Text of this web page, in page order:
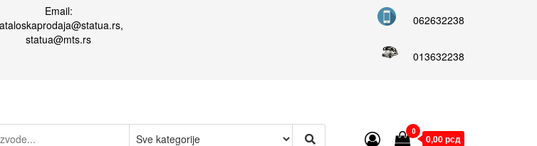
Email:
statua@mts.rs
062632238
013632238
0
0,00 рсд